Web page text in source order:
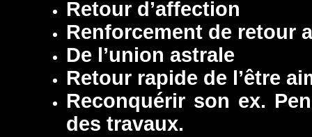
Retour d’affection
Renforcement de retour
De l’union astrale
Retour rapide de l’être
Reconquérir son ex.
des travaux.